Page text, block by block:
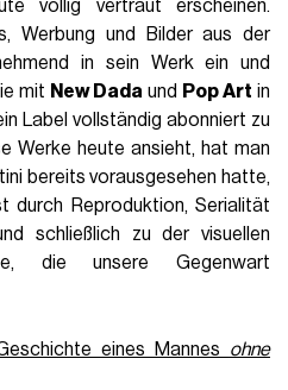
völlig vertraut erscheinen.
Werbung und Bilder aus der
in sein Werk ein und
mit New Dada und Pop Art in
Label vollständig abonniert zu
Werke heute ansieht, hat man
bereits vorausgesehen hatte,
durch Reproduktion, Serialität
schließlich zu der visuellen
die unsere Gegenwart
eines Mannes ohne